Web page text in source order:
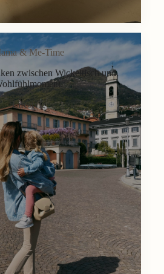
& Me-Time
zwischen Wickeltisch und
Lifestyle